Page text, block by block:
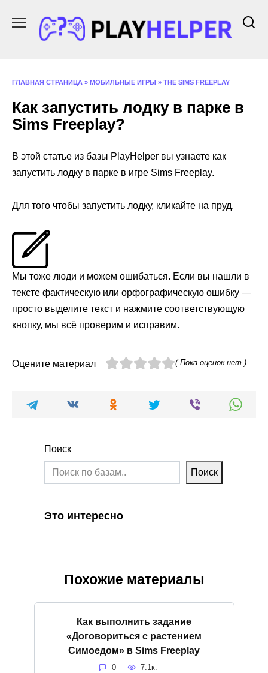
содержанию
ГЛАВНАЯ СТРАНИЦА » МОБИЛЬНЫЕ ИГРЫ » THE SIMS FREEPLAY
Как запустить лодку в парке в
Sims Freeplay?
В этой статье из базы PlayHelper вы узнаете как
запустить лодку в парке в игре Sims Freeplay.
Для того чтобы запустить лодку, кликайте на пруд.
Мы тоже люди и можем ошибаться. Если вы нашли в
тексте фактическую или орфографическую ошибку —
просто выделите текст и нажмите соответствующую
кнопку, мы всё проверим и исправим.
Оцените материал ( Пока оценок нет )
Поиск
Поиск
Это интересно
Похожие материалы
Как выполнить задание
«Договориться с растением
Симоедом» в Sims Freeplay
0 7.1к.